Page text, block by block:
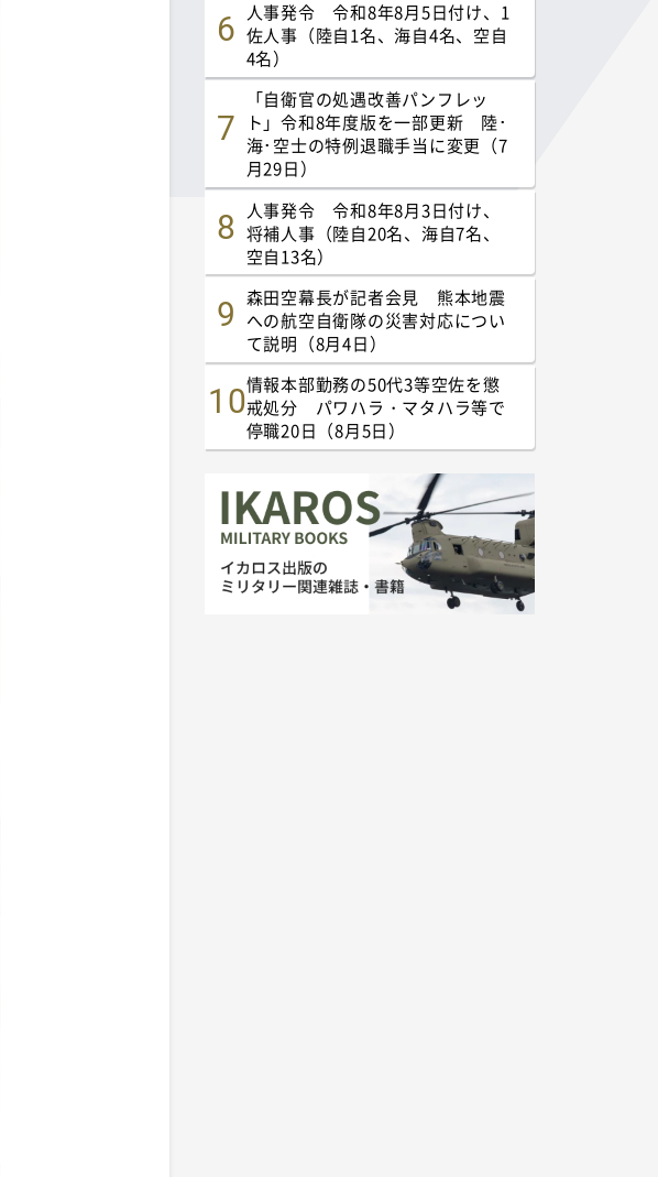
人事発令 令和8年8月5日付け、1
佐人事（陸自1名、海自4名、空自
4名）
「自衛官の処遇改善パンフレッ
ト」令和8年度版を一部更新 陸･
海･空士の特例退職手当に変更（7
月29日）
人事発令 令和8年8月3日付け、
将補人事（陸自20名、海自7名、
空自13名）
森田空幕長が記者会見 熊本地震
への航空自衛隊の災害対応につい
て説明（8月4日）
情報本部勤務の50代3等空佐を懲
戒処分 パワハラ・マタハラ等で
停職20日（8月5日）